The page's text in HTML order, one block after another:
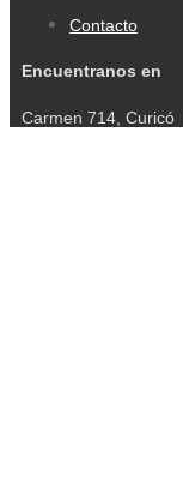
Contacto
Encuentranos en
Carmen 714, Curicó